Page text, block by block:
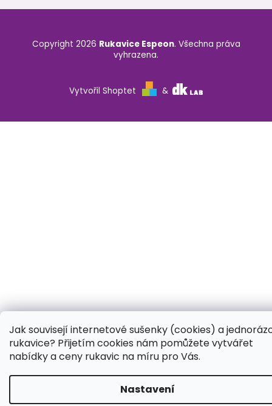
Jak souvisejí internetové sušenky (cookies) a
rukavice? Přijetím cookies nám pomůžete vytvářet
nabídky a ceny rukavic na míru pro Vás.
Nastavení
Vytvořil Shoptet &
Copyright 2026 Rukavice Espeon. Všechna práva
vyhrazena.